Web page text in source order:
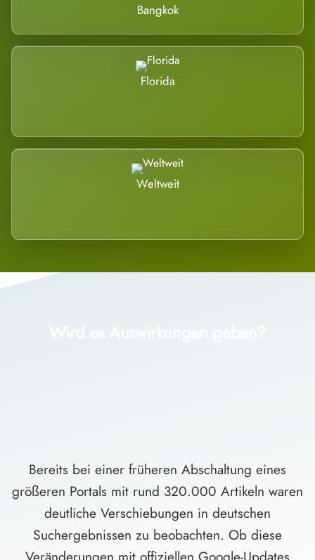
Bangkok
Florida
Weltweit
Bereits bei einer früheren Abschaltung eines
größeren Portals mit rund 320.000 Artikeln waren
deutliche Verschiebungen in deutschen
Suchergebnissen zu beobachten. Ob diese